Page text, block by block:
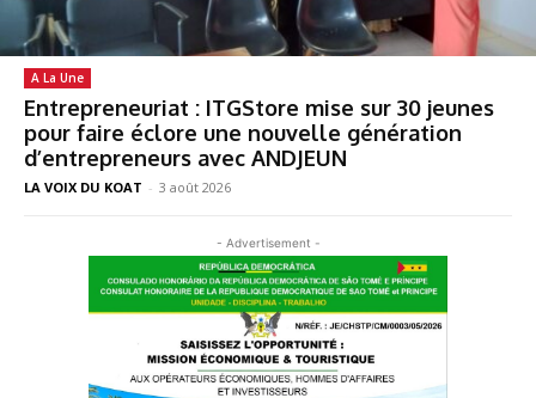
A La Une
Entrepreneuriat : ITGStore mise sur 30 jeunes
pour faire éclore une nouvelle génération
d’entrepreneurs avec ANDJEUN
LA VOIX DU KOAT - 3 août 2026
- Advertisement -